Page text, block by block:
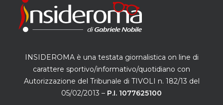
INSIDEROMA è una testata giornalistica on line di
carattere sportivo/informativo/quotidiano con
Autorizzazione del Tribunale di TIVOLI n. 182/13 del
05/02/2013 – P.I. 1077625100